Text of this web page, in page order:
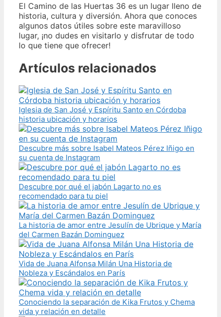
El Camino de las Huertas 36 es un lugar lleno de
historia, cultura y diversión. Ahora que conoces
algunos datos útiles sobre este maravilloso
lugar, ¡no dudes en visitarlo y disfrutar de todo
lo que tiene que ofrecer!
Artículos relacionados
Iglesia de San José y Espíritu Santo en Córdoba
historia ubicación y horarios
Descubre más sobre Isabel Mateos Pérez Iñigo en
su cuenta de Instagram
Descubre por qué el jabón Lagarto no es
recomendado para tu piel
La historia de amor entre Jesulín de Ubrique y María
del Carmen Bazán Dominguez
Vida de Juana Alfonsa Milán Una Historia de
Nobleza y Escándalos en París
Conociendo la separación de Kika Frutos y Chema
vida y relación en detalle